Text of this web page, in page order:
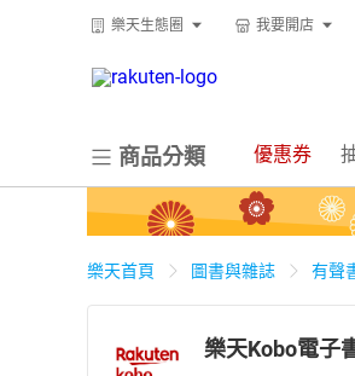
樂天生態圈 我要開店
商品分類 優惠券
樂天首頁 圖書與雜誌 有聲
樂天Kobo電子